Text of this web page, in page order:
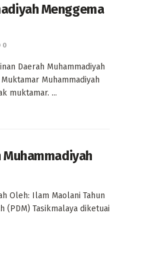
Menggema
0
Daerah Muhammadiyah
Muhammadiyah
muktamar. ...
Oleh: Ilam Maolani Tahun
(PDM) Tasikmalaya diketuai